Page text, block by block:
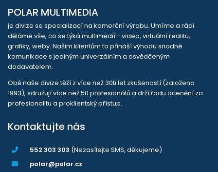
POLAR MULTIMEDIA
je divize se specializací na komerční výrobu. Umíme a rádi
děláme vše, co se týká multimedií - videa, virtuální realitu,
grafiky, weby. Našim klientům to přináší výhodu snadné
komunikace s jediným univerzálním a osvědčeným
dodavatelem.
Obě naše divize těží z více než 30ti let zkušeností (založeno
1993), sdružují více než 50 profesionálů a drží řadu ocenění za
profesionalitu a proklientský přístup.
Kontaktujte nás
552 303 303 (Nezasílejte SMS, děkujeme)
polar@polar.cz